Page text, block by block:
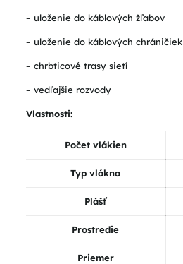
– uloženie do káblových žľabov
– uloženie do káblových chráničiek
– chrbticové trasy sietí
– vedľajšie rozvody
Vlastnosti:
Počet vlákien
Typ vlákna
Plášť
Prostredie
Priemer